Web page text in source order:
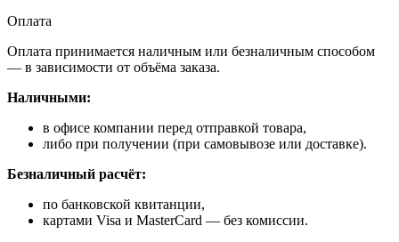
Оплата
Оплата принимается наличным или безналичным способом
— в зависимости от объёма заказа.
Наличными:
в офисе компании перед отправкой товара,
либо при получении (при самовывозе или доставке).
Безналичный расчёт:
по банковской квитанции,
картами Visa и MasterCard — без комиссии.